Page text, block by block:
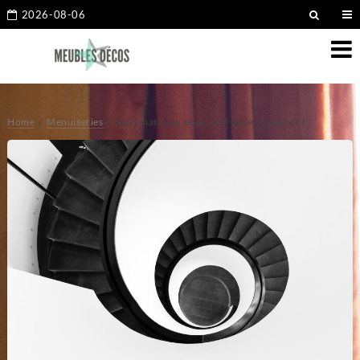
2026-08-06
Home Menuiseries Quel matériau pour quel style d’escalier ?